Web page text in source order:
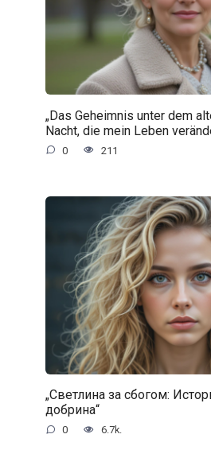
„Das Geheimnis unter dem
Nacht, die mein Leben
0 211
„Светлина за сбогом:
добрина“
0 6.7k.